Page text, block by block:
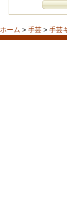
ホーム > 手芸 > 手芸